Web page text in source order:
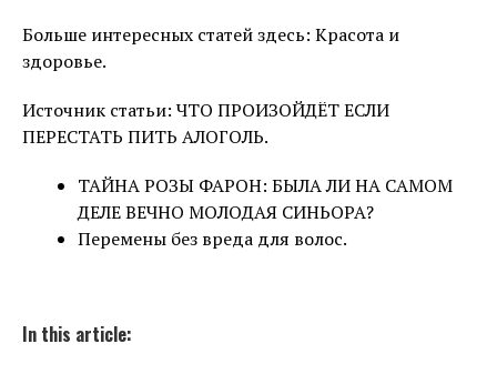
Больше интересных статей здесь: Красота и
здоровье.
Источник статьи: ЧТО ПРОИЗОЙДЁТ ЕСЛИ
ПЕРЕСТАТЬ ПИТЬ АЛОГОЛЬ.
ТАЙНА РОЗЫ ФАРОН: БЫЛА ЛИ НА САМОМ
ДЕЛЕ ВЕЧНО МОЛОДАЯ СИНЬОРА?
Перемены без вреда для волос.
In this article: